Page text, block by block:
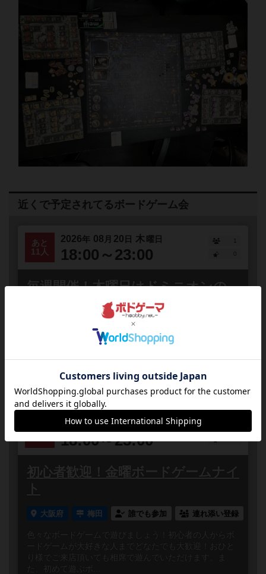
近くで予定されてるボードゲーム会
あと
11人
2026年 08 月 20 日 木曜日
18:00～23:00
1
毎週開催！木曜日はドミニオンの
梅田 誰でも参加
を毎週木曜日に開催しています！当店には最新拡張「略
奪」や「繁栄第二版」などの日本語版全拡張とプロモカ
2026 年 08月21日 金曜日
18:00～23:00
初心者歓迎！金曜ボードゲームナイ
ト
大阪府 梅田 誰でも参加 連れ添い登録
色々なボードゲームで遊びましょう！初心者の人からボ
ードゲームが大好きな人までどなたでも大歓迎！おひと
り様でご来店頂いても相席で遊んでいただけます。ま
た、初めて遊ぶボ...